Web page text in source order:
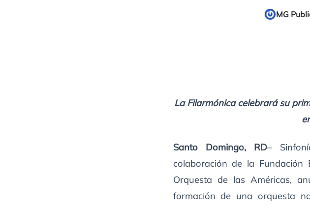
MG
La Filarmónica celebrará su
Santo Domingo, RD–
colaboración de la
Orquesta de las Américas,
formación de una orquesta